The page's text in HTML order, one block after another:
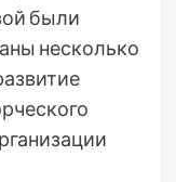
были
несколько